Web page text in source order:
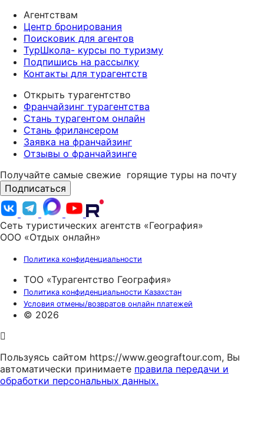
Агентствам
Центр бронирования
Поисковик для агентов
ТурШкола- курсы по туризму
Подпишись на рассылку
Контакты для турагентств
Открыть турагентство
Франчайзинг турагентства
Стань турагентом онлайн
Стань фрилансером
Заявка на франчайзинг
Отзывы о франчайзинге
Получайте самые свежие горящие туры на почту
Подписаться
Сеть туристических агентств «География»
ООО «Отдых онлайн»
Политика конфиденциальности
ТОО «Турагентство География»
Политика конфиденциальности Казахстан
Условия отмены/возвратов онлайн платежей
© 2026
Пользуясь сайтом https://www.geograftour.com, Вы
автоматически принимаете правила передачи и
обработки персональных данных.